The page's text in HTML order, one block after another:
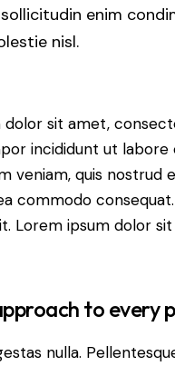
enim
nisl.
dolor sit amet,
incididunt ut labore
veniam, quis nostrud
commodo
Lorem ipsum dolor
to every
nulla.